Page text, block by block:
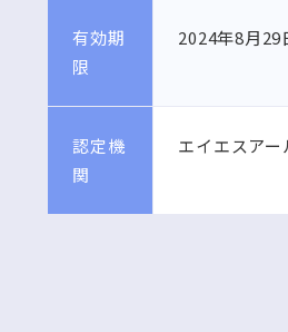
有効期
限
2024年8月29
認定機
関
エイエスア